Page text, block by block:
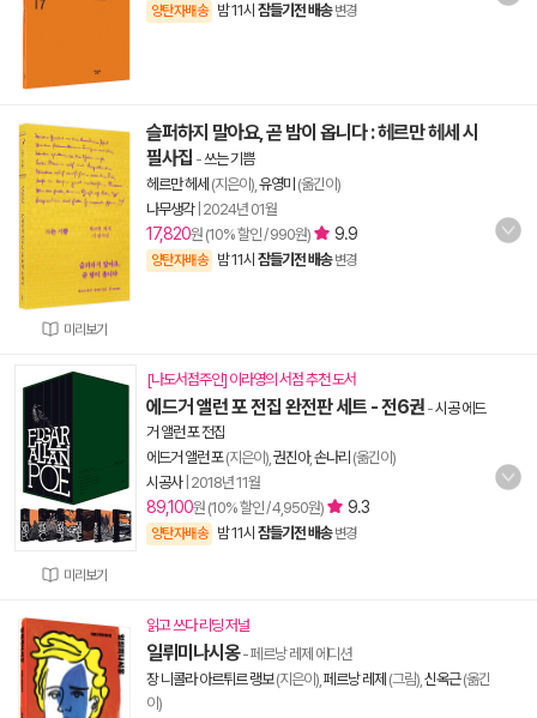
양탄자배송 밤 11시 잠들기전 배송 변경
미리보기
슬퍼하지 말아요, 곧 밤이 옵니다 : 헤르만 헤세 시
필사집 -쓰는 기쁨
헤르만 헤세 (지은이), 유영미 (옮긴이)
나무생각| 2024년 01월
17,820원 (10% 할인 / 990원) 9.9
양탄자배송 밤 11시 잠들기전 배송 변경
미리보기
[나도서점주인] 이라영의 서점 추천 도서
에드거 앨런 포 전집 완전판 세트 - 전6권 -시공 에드
거 앨런 포 전집
에드거 앨런 포(지은이), 권진아,손나리 (옮긴이)
시공사| 2018년 11월
89,100원 (10% 할인 / 4,950원) 9.3
양탄자배송 밤 11시 잠들기전 배송 변경
읽고 쓰다 리딩 저널
일뤼미나시옹- 페르낭 레제 에디션
장 니콜라 아르튀르 랭보(지은이), 페르낭 레제 (그림), 신옥근(옮긴
이)